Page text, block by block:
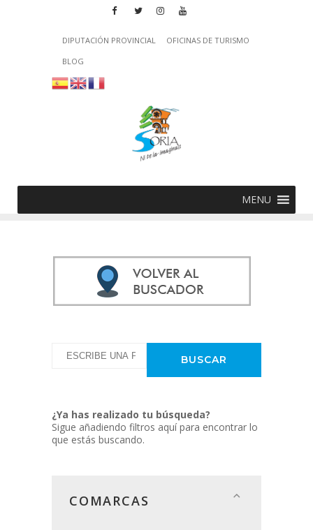
DIPUTACIÓN PROVINCIAL
OFICINAS DE TURISMO
BLOG
MENU
¿Ya has realizado tu búsqueda?
Sigue añadiendo filtros aquí para encontrar lo
que estás buscando.
COMARCAS